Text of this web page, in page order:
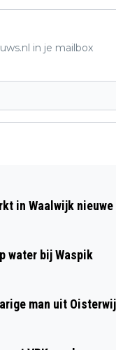
in je mailbox
CAFÉ
in Waalwijk
water bij Waspik
man uit